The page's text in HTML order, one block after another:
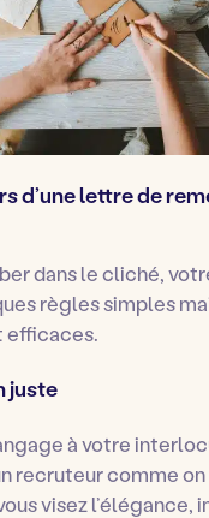
d’une lettre de
dans le cliché,
règles simples
efficaces.
juste
à votre
recruteur comme
visez l’élégance,